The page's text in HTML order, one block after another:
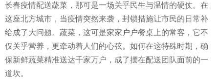
长春疫情配送蔬菜，那可是一场关乎民生与温情的硬仗。在
这座北方城市，当疫情突然来袭，封锁措施让市民的日常补
给成了大问题。蔬菜，这可是家家户户餐桌上的常客，它不
仅关乎营养，更牵动着人们的心弦。如何在这特殊时期，确
保新鲜蔬菜精准送达千家万户，成了摆在配送团队面前的一
道坎。